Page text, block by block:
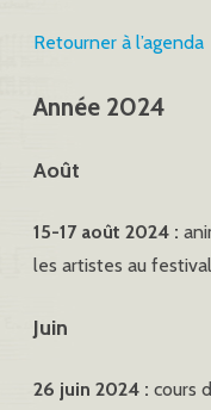
Retourner à l’agenda
Année 2024
Août
15-17 août 2024 :
les artistes au
Juin
26 juin 2024 : cours